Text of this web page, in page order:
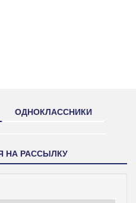
ОДНОКЛАССНИКИ
НА РАССЫЛКУ